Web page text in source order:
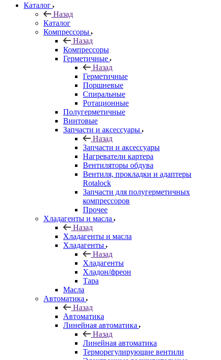
Каталог
Назад
Каталог
Компрессоры
Назад
Компрессоры
Герметичные
Назад
Герметичные
Поршневые
Спиральные
Ротационные
Полугерметичные
Винтовые
Запчасти и аксессуары
Назад
Запчасти и аксессуары
Нагреватели картера
Вентиляторы обдува
Вентиля, прокладки и адаптеры
Rotalock
Запчасти для полугерметичных
компрессоров
Прочее
Хладагенты и масла
Назад
Хладагенты и масла
Хладагенты
Назад
Хладагенты
Хладон/фреон
Тара
Масла
Автоматика
Назад
Автоматика
Линейная автоматика
Назад
Линейная автоматика
Терморегулирующие вентили